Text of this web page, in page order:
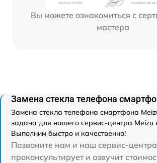
Вы можете ознакомиться с
мастера
Замена стекла телефона
Замена стекла телефона смартфона
задача для нашего сервис-центра Meizu
Выполним быстро и качественно!
Позвоните нам и наш сервис-центра
проконсультирует и озвучит